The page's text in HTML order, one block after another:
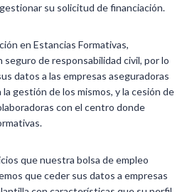
su solicitud de financiación.
en Estancias Formativas,
de responsabilidad civil, por lo
datos a las empresas aseguradoras
gestión de los mismos, y la cesión de
con el centro donde
que nuestra bolsa de empleo
que ceder sus datos a empresas